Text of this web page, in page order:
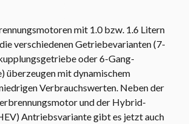
mit 1.0 bzw. 1.6 Litern
verschiedenen Getriebevarianten (7-
oder 6-Gang-
überzeugen mit dynamischem
Verbrauchswerten. Neben der
und der Hybrid-
Antriebsvariante gibt es jetzt auch